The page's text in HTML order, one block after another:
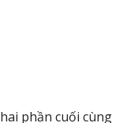
phần cuối cùng